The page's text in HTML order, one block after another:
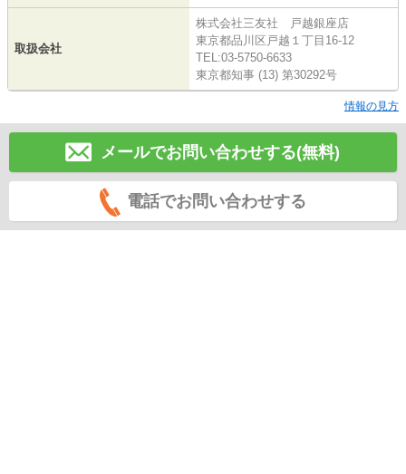
取扱会社
株式会社三友社 戸越銀座店
東京都品川区戸越１丁目16-12
TEL:03-5750-6633
東京都知事 (13) 第30292号
情報の見方
メールでお問い合わせする(無料)
電話でお問い合わせする